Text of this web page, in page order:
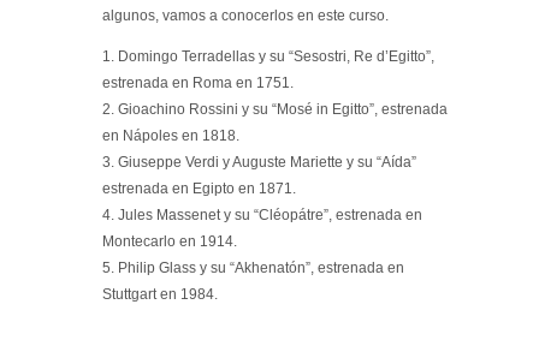
algunos, vamos a conocerlos en este curso.
1. Domingo Terradellas y su “Sesostri, Re d’Egitto”,
estrenada en Roma en 1751.
2. Gioachino Rossini y su “Mosé in Egitto”, estrenada
en Nápoles en 1818.
3. Giuseppe Verdi y Auguste Mariette y su “Aída”
estrenada en Egipto en 1871.
4. Jules Massenet y su “Cléopátre”, estrenada en
Montecarlo en 1914.
5. Philip Glass y su “Akhenatón”, estrenada en
Stuttgart en 1984.